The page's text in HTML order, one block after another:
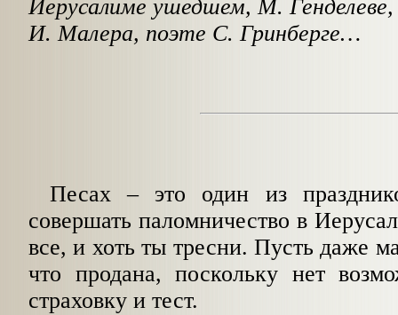
Иерусалиме ушедшем, М.
И. Малера, поэте С. Гринберге…
Песах – это один из
совершать паломничество в
все, и хоть ты тресни. Пусть даже
что продана, поскольку нет
страховку и тест.